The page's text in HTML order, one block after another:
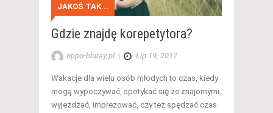
JAKOŚ TAK...
Gdzie znajdę korepetytora?
oppo-bluray.pl | Lip 19, 2017
Wakacje dla wielu osób młodych to czas, kiedy
mogą wypoczywać, spotykać się ze znajomymi,
wyjeżdżać, imprezować, czy też spędzać czas